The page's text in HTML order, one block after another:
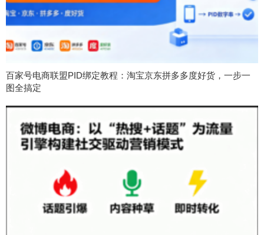
百家号电商联盟PID绑定教程：淘宝京东拼多多度好货，一步一
图全搞定